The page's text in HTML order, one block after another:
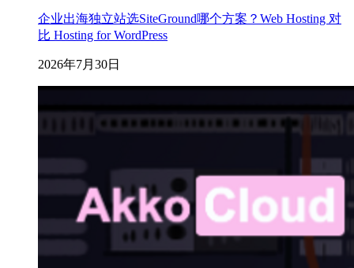
企业出海独立站选SiteGround哪个方案？Web Hosting 对
比 Hosting for WordPress
2026年7月30日